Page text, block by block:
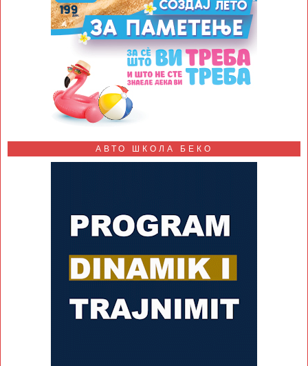
АВТО ШКОЛА БЕКО